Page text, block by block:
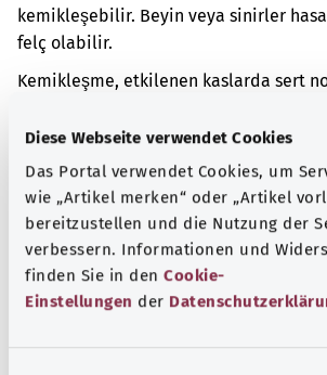
Diese Webseite verwendet Cookies
Das Portal verwendet Cookies, um
wie „Artikel merken“ oder „Artikel
bereitzustellen und die Nutzung der
verbessern. Informationen und
finden Sie in den Cookie-
Einstellungen der
kemikleşebilir. Beyin veya sinirler
felç olabilir.
Kemikleşme, etkilenen kaslarda sert
durumda vücudunuzun birden fazla
gibi hareket ettiremeyebilirsiniz.
Ek kodlar
Not